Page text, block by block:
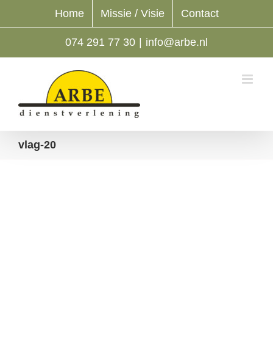
inhoud
Home Missie / Visie Contact
074 291 77 30 | info@arbe.nl
vlag-20